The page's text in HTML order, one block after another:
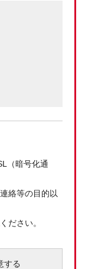
（暗号化通
絡等の目的以
ださい。
する